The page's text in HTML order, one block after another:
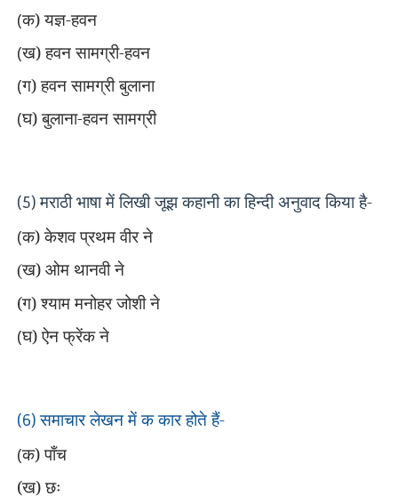
(क) यज्ञ-हवन
(ख) हवन सामग्री-हवन
(ग) हवन सामग्री बुलाना
(घ) बुलाना-हवन सामग्री
(5)मराठी भाषा में लिखी जूझ कहानी का हिन्दी अनुवाद किया है-
(क) केशव प्रथम वीर ने
(ख) ओम थानवी ने
(ग) श्याम मनोहर जोशी ने
(घ) ऐन फ्रेंक ने
(6)समाचार लेखन में क कार होते हैं-
(क) पाँच
(ख) छः